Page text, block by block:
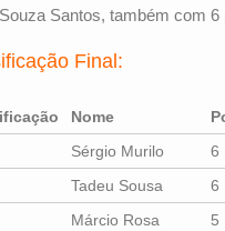
Santos, também com
Final:
Nome
Sérgio Murilo 6
Tadeu Sousa 6
Márcio Rosa 5